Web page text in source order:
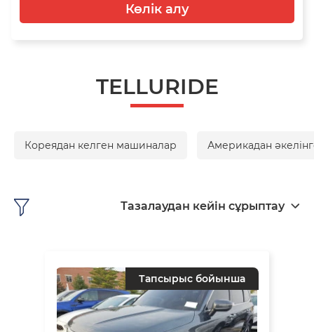
Көлік алу
TELLURIDE
Кореядан келген машиналар Америкадан
Тазалаудан кейін сұрыптау
Тапсырыс бойынша